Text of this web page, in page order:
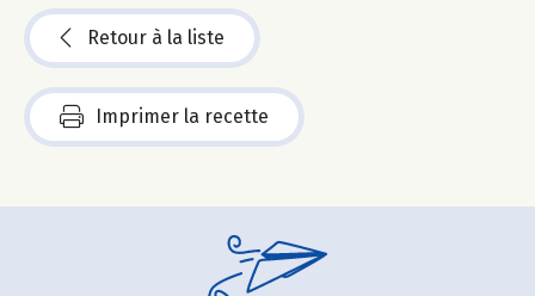
Retour à la liste
Imprimer la recette